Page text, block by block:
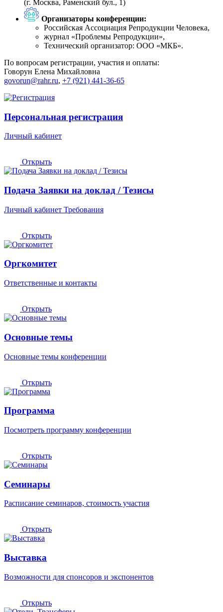
(г. Москва, Раменский бул., 1)
Организаторы конференции:
Российская Ассоциация Репродукции Человека,
журнал «Проблемы Репродукции»,
Технический организатор: ООО «МКБ».
По вопросам регистрации, участия и оплаты:
Говорун Елена Михайловна
govorun@rahr.ru, +7 (921) 441-36-65
Персональная регистрация
Личный кабинет
Открыть
Подача Заявки на доклад / Тезисы
Личный кабинет Требования
Открыть
Оргкомитет
Ответственные и контакты
Открыть
Основные темы
Основные темы конференции
Открыть
Программа
Посмотреть программу конференции
Открыть
Семинары
Расписание семинаров, стоимость участия
Открыть
Выставка
Возможности для спонсоров и экспонентов
Открыть